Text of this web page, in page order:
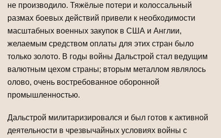
не производило. Тяжёлые потери и колоссальный
размах боевых действий привели к необходимости
масштабных военных закупок в США и Англии,
желаемым средством оплаты для этих стран было
только золото. В годы войны Дальстрой стал ведущим
валютным цехом страны; вторым металлом являлось
олово, очень востребованное оборонной
промышленностью.
Дальстрой милитаризировался и был готов к активной
деятельности в чрезвычайных условиях войны с